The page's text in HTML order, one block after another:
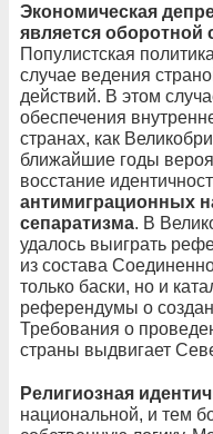
Экономическая
является оборотной
Популистская
случае ведения
действий. В этом
обеспечения
странах, как
ближайшие годы
восстание
антимиграционных
сепаратизма. В
удалось выиграть
из состава
только баски, но и
референдумы о
Требования о
страны выдвигает
Религиозная
национальной, и тем